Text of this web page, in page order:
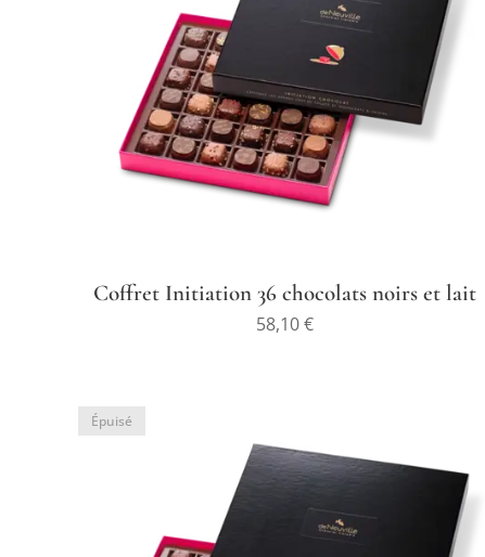
Coffret Initiation 36 chocolats noirs et lait
58,10€
Épuisé